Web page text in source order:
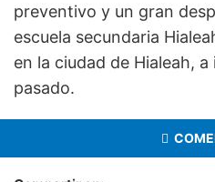
preventivo y un gran
escuela secundaria
en la ciudad de Hialeah,
pasado.